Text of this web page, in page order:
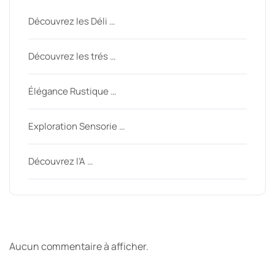
Découvrez les Déli …
Découvrez les trés …
Élégance Rustique …
Exploration Sensorie …
Découvrez l’A …
Aucun commentaire à afficher.